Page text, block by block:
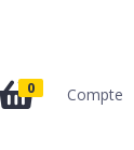
0 Compte